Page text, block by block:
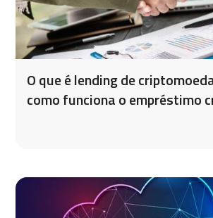
O que é lending de
como funciona o empréstimo